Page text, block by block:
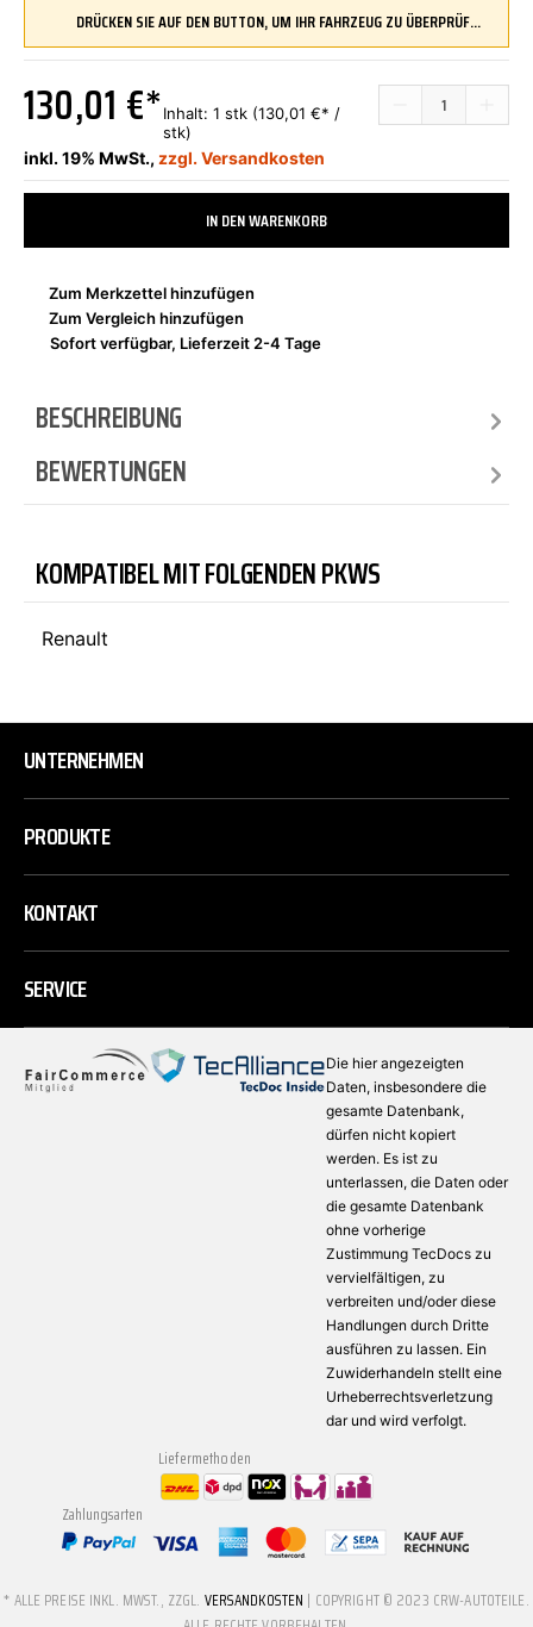
DRÜCKEN SIE AUF DEN BUTTON, UM IHR FAHRZEUG ZU ÜBERPRÜFEN UND SICHERZUSTELLEN, DASS DIESES TEIL KOMPATIBEL IST, BEVOR SIE ES BESTELLEN
130,01 €* Inhalt:1 stk (130,01 €* /
stk)
inkl. 19% MwSt., zzgl. Versandkosten
IN DEN WARENKORB
Zum Merkzettel hinzufügen
Zum Vergleich hinzufügen
Sofort verfügbar, Lieferzeit 2-4 Tage
BESCHREIBUNG
BEWERTUNGEN
KOMPATIBEL MIT FOLGENDEN PKWS
Renault
UNTERNEHMEN
PRODUKTE
KONTAKT
SERVICE
Die hier angezeigten
Daten, insbesondere die
gesamte Datenbank,
dürfen nicht kopiert
werden. Es ist zu
unterlassen, die Daten oder
die gesamte Datenbank
ohne vorherige
Zustimmung TecDocs zu
vervielfältigen, zu
verbreiten und/oder diese
Handlungen durch Dritte
ausführen zu lassen. Ein
Zuwiderhandeln stellt eine
Urheberrechtsverletzung
dar und wird verfolgt.
Liefermethoden
Zahlungsarten
* ALLE PREISE INKL. MWST., ZZGL. VERSANDKOSTEN | COPYRIGHT © 2023 CRW-AUTOTEILE.